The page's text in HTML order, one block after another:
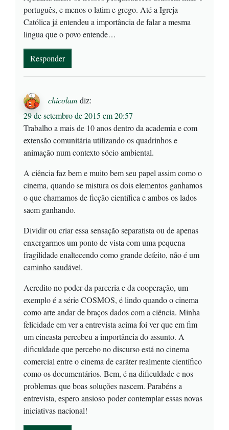
português, e menos o latim e grego. Até a Igreja
Católica já entendeu a importância de falar a mesma
lingua que o povo entende…
Responder
chicolam diz:
29 de setembro de 2015 em 20:57
Trabalho a mais de 10 anos dentro da academia e com
extensão comunitária utilizando os quadrinhos e
animação num contexto sócio ambiental.
A ciência faz bem e muito bem seu papel assim como o
cinema, quando se mistura os dois elementos ganhamos
o que chamamos de ficção científica e ambos os lados
saem ganhando.
Dividir ou criar essa sensação separatista ou de apenas
enxergarmos um ponto de vista com uma pequena
fragilidade enaltecendo como grande defeito, não é um
caminho saudável.
Acredito no poder da parceria e da cooperação, um
exemplo é a série COSMOS, é lindo quando o cinema
como arte andar de braços dados com a ciência. Minha
felicidade em ver a entrevista acima foi ver que em fim
um cineasta percebeu a importância do assunto. A
dificuldade que percebo no discurso está no cinema
comercial entre o cinema de caráter realmente científico
como os documentários. Bem, é na dificuldade e nos
problemas que boas soluções nascem. Parabéns a
entrevista, espero ansioso poder contemplar essas novas
iniciativas nacional!